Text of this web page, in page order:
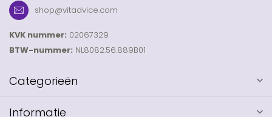
shop@vitadvice.com
KVK nummer: 02067329
BTW-nummer: NL8082.56.889B01
Categorieën
Informatie